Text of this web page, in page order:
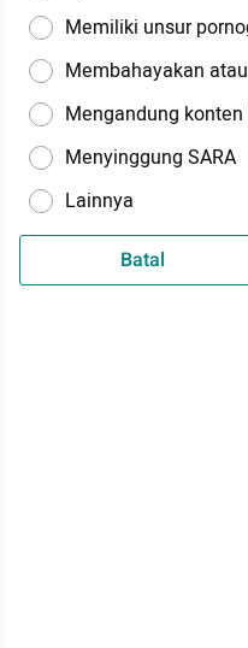
Memiliki unsur
Membahayakan
Mengandung
Menyinggung SARA
Lainnya
Batal